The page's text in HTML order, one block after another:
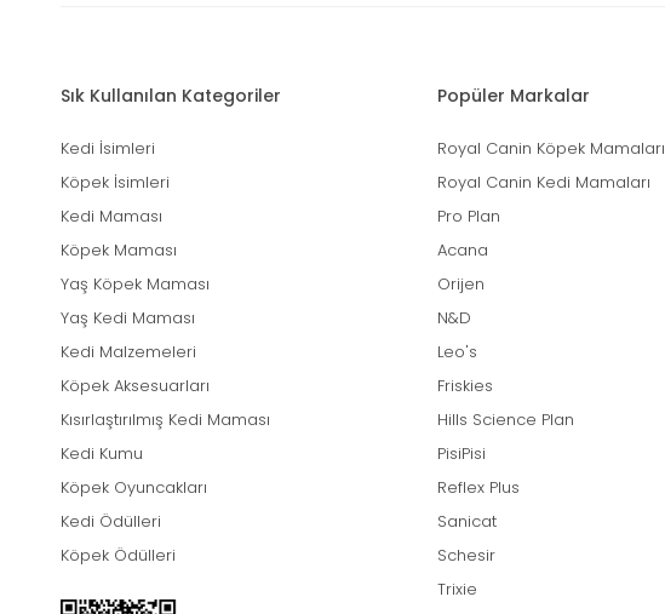
Sık Kullanılan Kategoriler
Kedi İsimleri
Köpek İsimleri
Kedi Maması
Köpek Maması
Yaş Köpek Maması
Yaş Kedi Maması
Kedi Malzemeleri
Köpek Aksesuarları
Kısırlaştırılmış Kedi Maması
Kedi Kumu
Köpek Oyuncakları
Kedi Ödülleri
Köpek Ödülleri
Popüler Markalar
Royal Canin Köpek Mamaları
Royal Canin Kedi Mamaları
Pro Plan
Acana
Orijen
N&D
Leo's
Friskies
Hills Science Plan
PisiPisi
Reflex Plus
Sanicat
Schesir
Trixie